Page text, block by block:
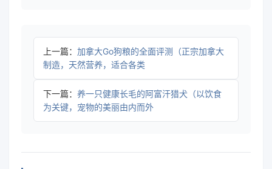
上一篇： 加拿大Go狗粮的全面评测（正宗加拿大
制造，天然营养，适合各类
下一篇： 养一只健康长毛的阿富汗猎犬（以饮食
为关键，宠物的美丽由内而外